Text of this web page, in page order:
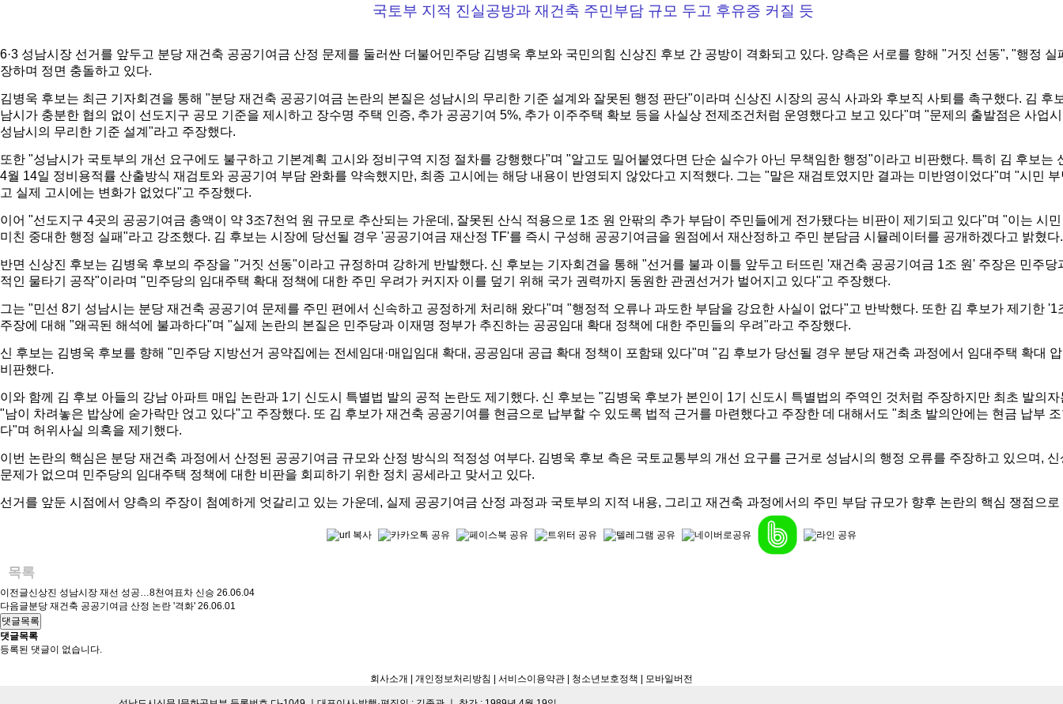
국토부 지적 진실공방과 재건축 주민부담 규모 두고 후유증 커질 듯
6·3 성남시장 선거를 앞두고 분당 재건축 공공기여금 산정 문제를 둘러싼 더불어민주당 김병욱 후보와 국민의힘 신상진 후보 간 공방이 격화되고 있다. 양측은 서로를 향해 "거짓 선동", "행정
장하며 정면 충돌하고 있다.
김병욱 후보는 최근 기자회견을 통해 "분당 재건축 공공기여금 논란의 본질은 성남시의 무리한 기준 설계와 잘못된 행정 판단"이라며 신상진 시장의 공식 사과와 후보직 사퇴를 촉구했다. 김 후
남시가 충분한 협의 없이 선도지구 공모 기준을 제시하고 장수명 주택 인증, 추가 공공기여 5%, 추가 이주주택 확보 등을 사실상 전제조건처럼 운영했다고 보고 있다"며 "문제의 출발점은 사업
성남시의 무리한 기준 설계"라고 주장했다.
또한 "성남시가 국토부의 개선 요구에도 불구하고 기본계획 고시와 정비구역 지정 절차를 강행했다"며 "알고도 밀어붙였다면 단순 실수가 아닌 무책임한 행정"이라고 비판했다. 특히 김 후보는
4월 14일 정비용적률 산출방식 재검토와 공공기여 부담 완화를 약속했지만, 최종 고시에는 해당 내용이 반영되지 않았다고 지적했다. 그는 "말은 재검토였지만 결과는 미반영이었다"며 "시민
고 실제 고시에는 변화가 없었다"고 주장했다.
이어 "선도지구 4곳의 공공기여금 총액이 약 3조7천억 원 규모로 추산되는 가운데, 잘못된 산식 적용으로 1조 원 안팎의 추가 부담이 주민들에게 전가됐다는 비판이 제기되고 있다"며 "이는 시
미친 중대한 행정 실패"라고 강조했다. 김 후보는 시장에 당선될 경우 '공공기여금 재산정 TF'를 즉시 구성해 공공기여금을 원점에서 재산정하고 주민 분담금 시뮬레이터를 공개하겠다고 밝혔다.
반면 신상진 후보는 김병욱 후보의 주장을 "거짓 선동"이라고 규정하며 강하게 반발했다. 신 후보는 기자회견을 통해 "선거를 불과 이틀 앞두고 터뜨린 '재건축 공공기여금 1조 원' 주장은 민주당
적인 물타기 공작"이라며 "민주당의 임대주택 확대 정책에 대한 주민 우려가 커지자 이를 덮기 위해 국가 권력까지 동원한 관권선거가 벌어지고 있다"고 주장했다.
그는 "민선 8기 성남시는 분당 재건축 공공기여 문제를 주민 편에서 신속하고 공정하게 처리해 왔다"며 "행정적 오류나 과도한 부담을 강요한 사실이 없다"고 반박했다. 또한 김 후보가 제기한 '1
주장에 대해 "왜곡된 해석에 불과하다"며 "실제 논란의 본질은 민주당과 이재명 정부가 추진하는 공공임대 확대 정책에 대한 주민들의 우려"라고 주장했다.
신 후보는 김병욱 후보를 향해 "민주당 지방선거 공약집에는 전세임대·매입임대 확대, 공공임대 공급 확대 정책이 포함돼 있다"며 "김 후보가 당선될 경우 분당 재건축 과정에서 임대주택 확대
비판했다.
이와 함께 김 후보 아들의 강남 아파트 매입 논란과 1기 신도시 특별법 발의 공적 논란도 제기했다. 신 후보는 "김병욱 후보가 본인이 1기 신도시 특별법의 주역인 것처럼 주장하지만 최초 발의
"남이 차려놓은 밥상에 숟가락만 얹고 있다"고 주장했다. 또 김 후보가 재건축 공공기여를 현금으로 납부할 수 있도록 법적 근거를 마련했다고 주장한 데 대해서도 "최초 발의안에는 현금 납부
다"며 허위사실 의혹을 제기했다.
이번 논란의 핵심은 분당 재건축 과정에서 산정된 공공기여금 규모와 산정 방식의 적정성 여부다. 김병욱 후보 측은 국토교통부의 개선 요구를 근거로 성남시의 행정 오류를 주장하고 있으며,
문제가 없으며 민주당의 임대주택 정책에 대한 비판을 회피하기 위한 정치 공세라고 맞서고 있다.
선거를 앞둔 시점에서 양측의 주장이 첨예하게 엇갈리고 있는 가운데, 실제 공공기여금 산정 과정과 국토부의 지적 내용, 그리고 재건축 과정에서의 주민 부담 규모가 향후 논란의 핵심 쟁점으
목록
이전글신상진 성남시장 재선 성공…8천여표차 신승 26.06.04
다음글분당 재건축 공공기여금 산정 논란 '격화' 26.06.01
댓글목록
댓글목록
등록된 댓글이 없습니다.
회사소개 | 개인정보처리방침 | 서비스이용약관 | 청소년보호정책 | 모바일버전